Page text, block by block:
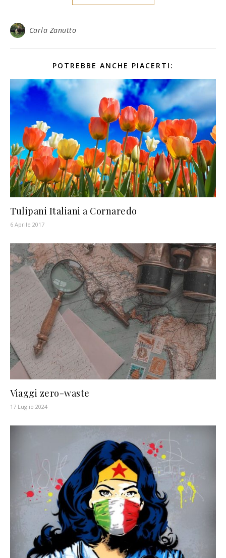
Carla Zanutto
POTREBBE ANCHE PIACERTI:
Tulipani Italiani a Cornaredo
6 Aprile 2017
Viaggi zero-waste
17 Luglio 2024